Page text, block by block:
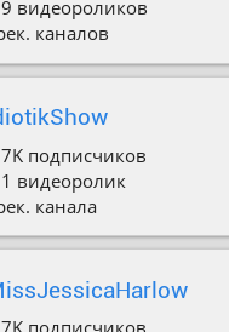
видеороликов
каналов
подписчиков
видеоролик
канала